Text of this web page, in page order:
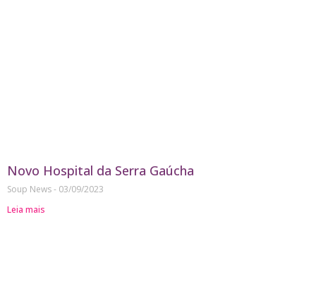
Novo Hospital da Serra Gaúcha
Soup News
03/09/2023
Leia mais